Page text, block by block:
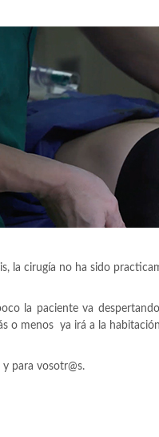
la cirugía no ha sido
la paciente va
o menos ya irá a la
y para vosotr@s.